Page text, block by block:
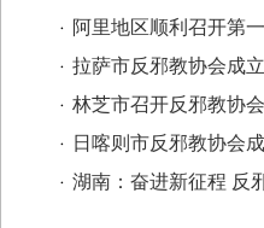
阿里地区顺利召开第
拉萨市反邪教协会成
林芝市召开反邪教协
日喀则市反邪教协会
湖南：奋进新征程 反